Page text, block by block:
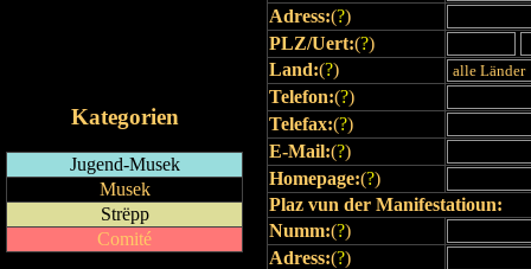
Kategorien
Jugend-Musek
Musek
Strëpp
Comité
Adress:(?)
PLZ/Uert:(?)
Land:(?)
Telefon:(?)
Telefax:(?)
E-Mail:(?)
Homepage:(?)
Plaz vun der Manifestatioun:
Numm:(?)
Adress:(?)